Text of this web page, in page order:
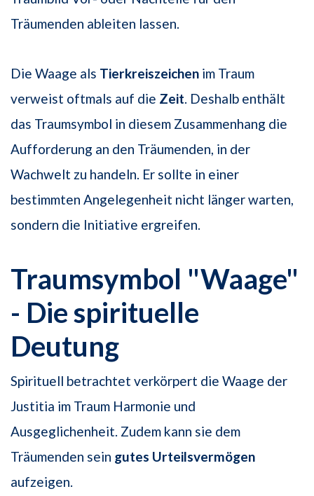
Träumenden ableiten lassen.
Die Waage als Tierkreiszeichen im Traum
verweist oftmals auf die Zeit. Deshalb enthält
das Traumsymbol in diesem Zusammenhang die
Aufforderung an den Träumenden, in der
Wachwelt zu handeln. Er sollte in einer
bestimmten Angelegenheit nicht länger warten,
sondern die Initiative ergreifen.
Traumsymbol "Waage"
- Die spirituelle
Deutung
Spirituell betrachtet verkörpert die Waage der
Justitia im Traum Harmonie und
Ausgeglichenheit. Zudem kann sie dem
Träumenden sein gutes Urteilsvermögen
aufzeigen.